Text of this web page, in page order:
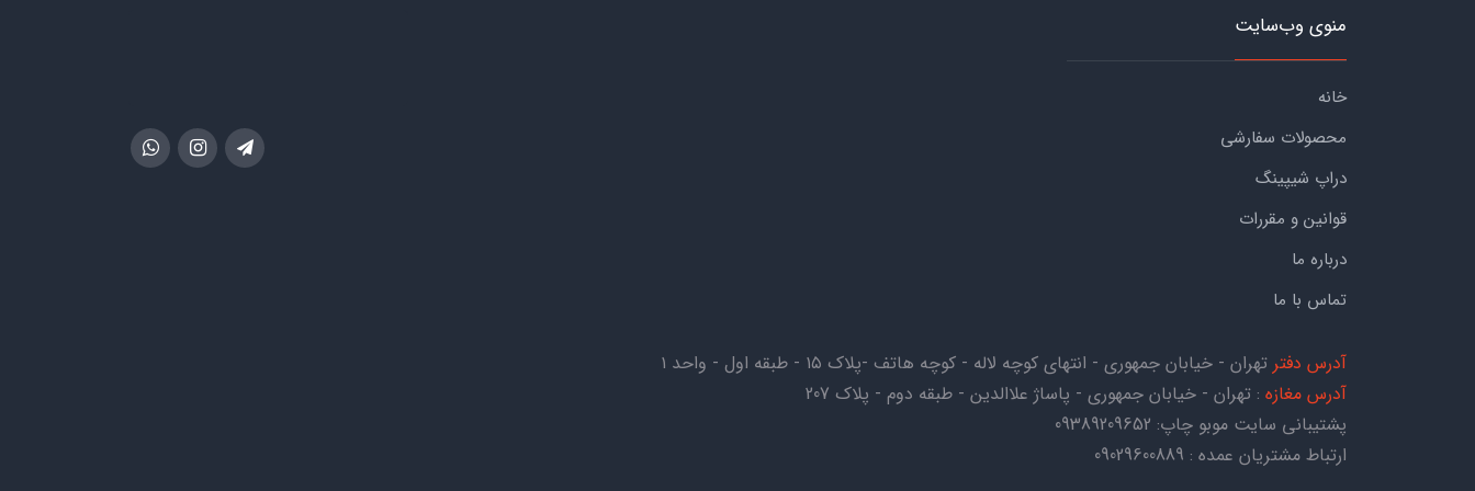
منوی وب‌سایت
خانه
محصولات سفارشی
دراپ شیپینگ
قوانین و مقررات
درباره ما
تماس با ما
آدرس دفتر تهران - خیابان جمهوری - انتهای کوچه لاله - کوچه هاتف -پلاک ۱۵ - طبقه اول - واحد ۱
آدرس مغازه : تهران - خیابان جمهوری - پاساژ علاالدین - طبقه دوم - پلاک 207
پشتیبانی سایت موبو چاپ: 09389209652
ارتباط مشتریان عمده : 09029600889